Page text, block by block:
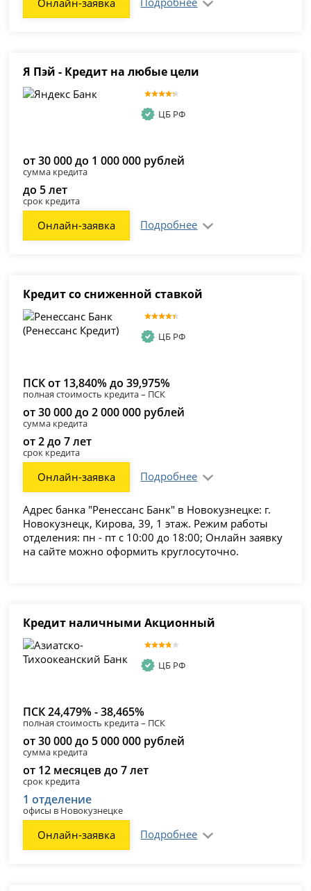
Онлайн-заявка
Я Пэй - Кредит на любые цели
ЦБ РФ
от 30 000 до 1 000 000 рублей
сумма кредита
до 5 лет
срок кредита
Онлайн-заявка Подробнее
Кредит со сниженной ставкой
ЦБ РФ
ПСК от 13,840% до 39,975%
полная стоимость кредита – ПСК
от 30 000 до 2 000 000 рублей
сумма кредита
от 2 до 7 лет
срок кредита
Онлайн-заявка Подробнее
Адрес банка "Ренессанс Банк" в Новокузнецке: г.
Новокузнецк, Кирова, 39, 1 этаж. Режим работы
отделения: пн - пт с 10:00 до 18:00; Онлайн заявку
на сайте можно оформить круглосуточно.
Кредит наличными Акционный
ЦБ РФ
ПСК 24,479% - 38,465%
полная стоимость кредита – ПСК
от 30 000 до 5 000 000 рублей
сумма кредита
от 12 месяцев до 7 лет
срок кредита
1 отделение
офисы в Новокузнецке
Онлайн-заявка Подробнее